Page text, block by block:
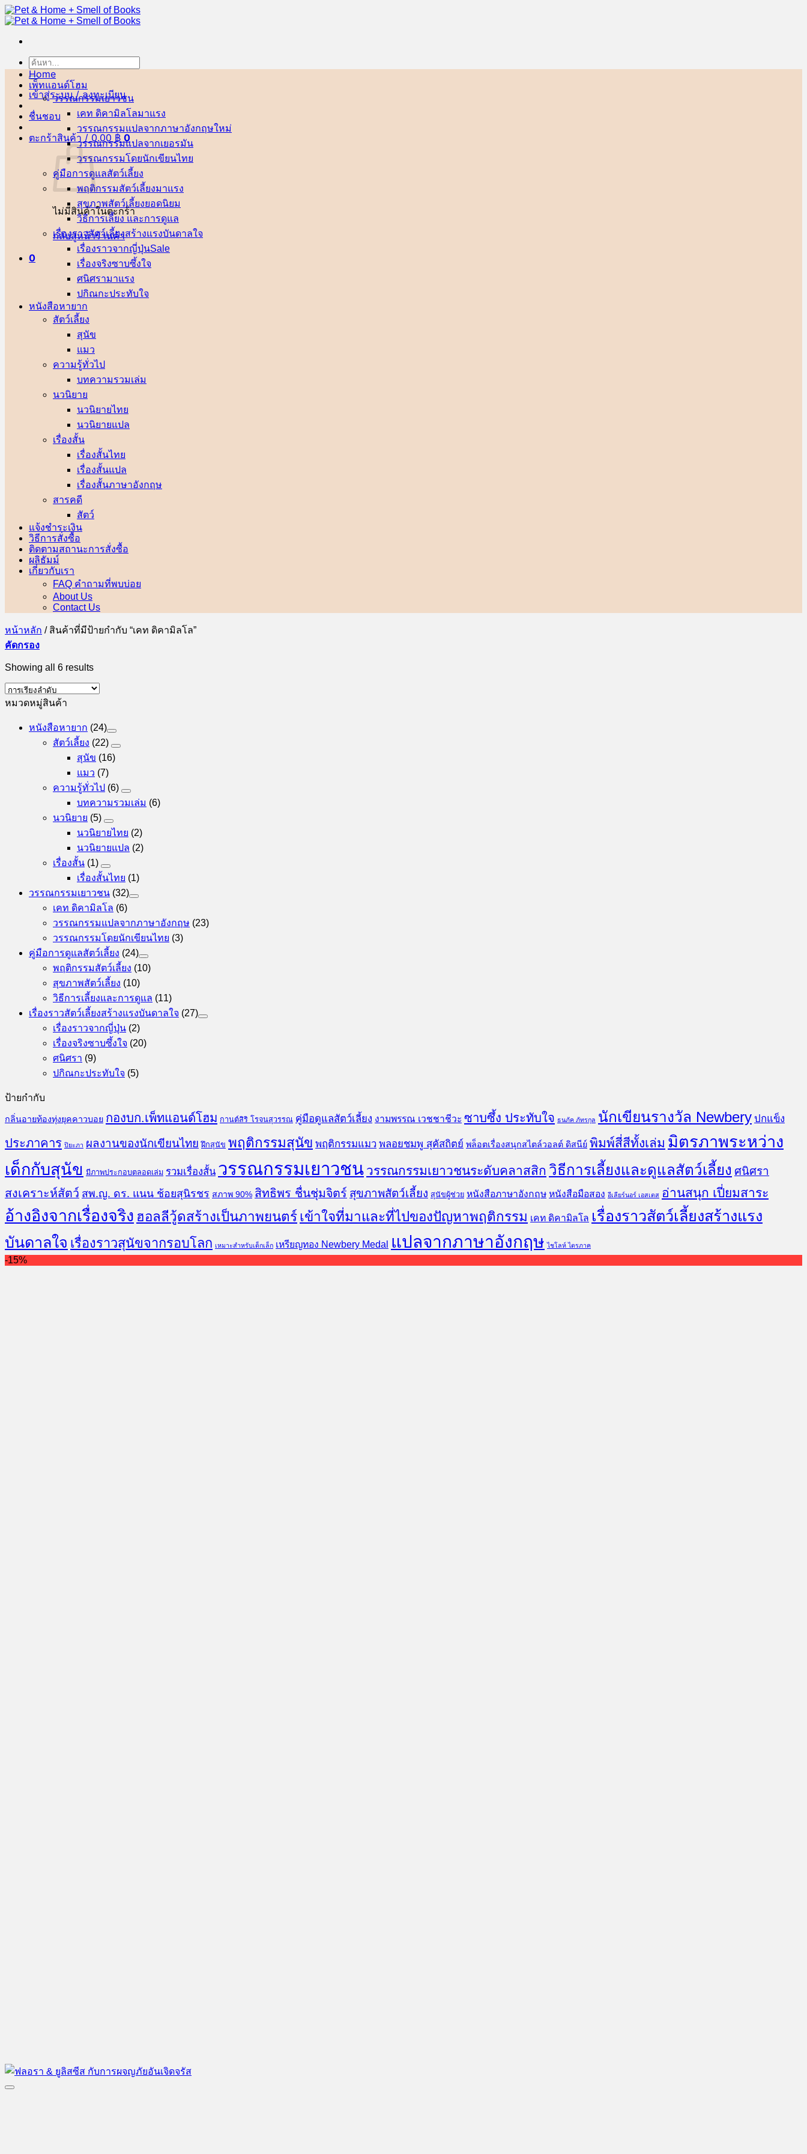
ข้าม
ไป
เนื้อหา
ค้นหา:
เข้าสู่ระบบ / ลงทะเบียน
ชื่นชอบ
ตะกร้าสินค้า / 0.00 ฿ 0
ไม่มีสินค้าในตะกร้า
กลับสู่หน้าร้านค้า
0
Home
เพ็ทแอนด์โฮม
วรรณกรรมเยาวชน
เคท ดิคามิลโล
วรรณกรรมแปลจากภาษาอังกฤษ
วรรณกรรมแปลจากเยอรมัน
วรรณกรรมโดยนักเขียนไทย
คู่มือการดูแลสัตว์เลี้ยง
พฤติกรรมสัตว์เลี้ยง
สุขภาพสัตว์เลี้ยง
วิธีการเลี้ยง และการดูแล
เรื่องราวสัตว์เลี้ยงสร้างแรงบันดาลใจ
เรื่องราวจากญี่ปุ่น
เรื่องจริงซาบซึ้งใจ
ศนิศรา
ปกิณกะประทับใจ
หนังสือหายาก
สัตว์เลี้ยง
สุนัข
แมว
ความรู้ทั่วไป
บทความรวมเล่ม
นวนิยาย
นวนิยายไทย
นวนิยายแปล
เรื่องสั้น
เรื่องสั้นไทย
เรื่องสั้นแปล
เรื่องสั้นภาษาอังกฤษ
สารคดี
สัตว์
แจ้งชำระเงิน
วิธีการสั่งซื้อ
ติดตามสถานะการสั่งซื้อ
ผลิธัมม์
เกี่ยวกับเรา
FAQ คำถามที่พบบ่อย
About Us
Contact Us
หน้าหลัก /สินค้าที่มีป้ายกำกับ “เคท ดิคามิลโล”
คัดกรอง
Showing all 6 results
หมวดหมู่สินค้า
หนังสือหายาก (24)
สัตว์เลี้ยง (22)
สุนัข (16)
แมว (7)
ความรู้ทั่วไป (6)
บทความรวมเล่ม (6)
นวนิยาย (5)
นวนิยายไทย (2)
นวนิยายแปล (2)
เรื่องสั้น (1)
เรื่องสั้นไทย (1)
วรรณกรรมเยาวชน (32)
เคท ดิคามิลโล (6)
วรรณกรรมแปลจากภาษาอังกฤษ (23)
วรรณกรรมโดยนักเขียนไทย (3)
คู่มือการดูแลสัตว์เลี้ยง (24)
พฤติกรรมสัตว์เลี้ยง (10)
สุขภาพสัตว์เลี้ยง (10)
วิธีการเลี้ยงและการดูแล (11)
เรื่องราวสัตว์เลี้ยงสร้างแรงบันดาลใจ (27)
เรื่องราวจากญี่ปุ่น (2)
เรื่องจริงซาบซึ้งใจ (20)
ศนิศรา (9)
ปกิณกะประทับใจ (5)
ป้ายกำกับ
กลิ่นอายท้องทุ่งยุคคาวบอย กองบก.เพ็ทแอนด์โฮม กานต์สิริ โรจนสุวรรณ คู่มือดูแลสัตว์เลี้ยง งามพรรณ เวชชาชีวะ ซาบซึ้ง ประทับใจ ธนภัค ภัทรกุล นักเขียนรางวัล Newbery ปกแข็ง
ประภาคาร ปิยะภา ผลงานของนักเขียนไทย ฝึกสุนัข พฤติกรรมสุนัข พฤติกรรมแมว พลอยชมพู สุคัสถิตย์ พล็อตเรื่องสนุกสไตล์วอลต์ ดิสนีย์ พิมพ์สี่สีทั้งเล่ม มิตรภาพระหว่าง
เด็กกับสุนัข มีภาพประกอบตลอดเล่ม รวมเรื่องสั้น วรรณกรรมเยาวชน วรรณกรรมเยาวชนระดับคลาสสิก วิธีการเลี้ยงและดูแลสัตว์เลี้ยง ศนิศรา
สงเคราะห์สัตว์ สพ.ญ. ดร. แนน ช้อยสุนิรชร สภาพ 90% สิทธิพร ชื่นชุ่มจิตร์ สุขภาพสัตว์เลี้ยง สุนัขผู้ช่วย หนังสือภาษาอังกฤษ หนังสือมือสอง อีเลียร์นอร์ เอสเตส อ่านสนุก เปี่ยมสาระ
อ้างอิงจากเรื่องจริง ฮอลลีวู้ดสร้างเป็นภาพยนตร์ เข้าใจที่มาและที่ไปของปัญหาพฤติกรรม เคท ดิคามิลโล เรื่องราวสัตว์เลี้ยงสร้างแรง
บันดาลใจ เรื่องราวสุนัขจากรอบโลก เหมาะสำหรับเด็กเล็ก เหรียญทอง Newbery Medal แปลจากภาษาอังกฤษ ไชโลห์ ไตรภาค
-15%